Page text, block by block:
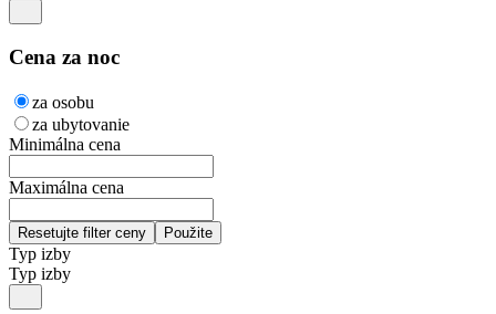
Cena za noc
za osobu
za ubytovanie
Minimálna cena
Maximálna cena
Typ izby
Typ izby